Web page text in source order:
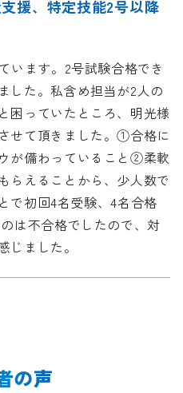
支援、特定技能2号以降
います。2号試験合格でき
した。私含め担当が2人の
困っていたところ、明光様
せて頂きました。①合格に
が備わっていること②柔軟
らえることから、少人数で
で初回4名受験、4名合格
は不合格でしたので、対
ました。
の声